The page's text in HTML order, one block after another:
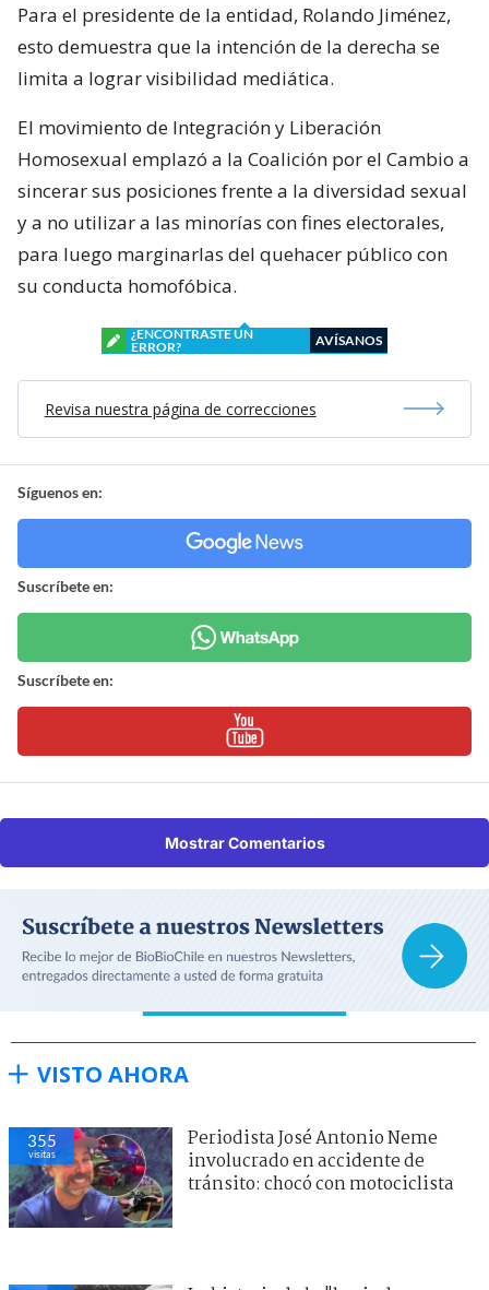
Para el presidente de la entidad, Rolando Jiménez,
esto demuestra que la intención de la derecha se
limita a lograr visibilidad mediática.
El movimiento de Integración y Liberación
Homosexual emplazó a la Coalición por el Cambio a
sincerar sus posiciones frente a la diversidad sexual
y a no utilizar a las minorías con fines electorales,
para luego marginarlas del quehacer público con
su conducta homofóbica.
¿ENCONTRASTE UN
ERROR?
AVÍSANOS
Revisa nuestra página de correcciones
Síguenos en:
Suscríbete en:
Suscríbete en:
Mostrar Comentarios
VISTO AHORA
355
visitas
Periodista José Antonio Neme
involucrado en accidente de
tránsito: chocó con motociclista